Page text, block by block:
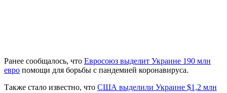
Ранее сообщалось, что Евросоюз выделит Украине 190 млн
евро помощи для борьбы с пандемией коронавируса.
Также стало известно, что США выделили Украине $1,2 млн